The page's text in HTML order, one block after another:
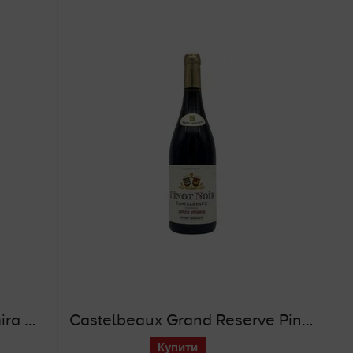
Feudo Principi di Butera Amira Nero d`Avola (червоне сухе вино) Castelbeaux Grand Reserve Pinot Noir (червоне сухе вино)
Купити